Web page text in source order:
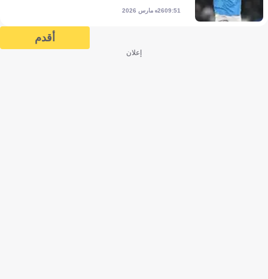
09:5126 مارس 2026
أقدم
إعلان